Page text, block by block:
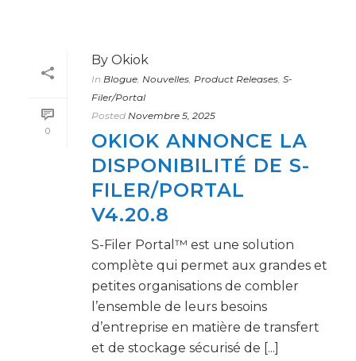
0
By Okiok
In Blogue, Nouvelles, Product Releases, S-
Filer/Portal
Posted Novembre 5, 2025
OKIOK ANNONCE LA
DISPONIBILITÉ DE S-
FILER/PORTAL
V4.20.8
S-Filer Portal™ est une solution
complète qui permet aux grandes et
petites organisations de combler
l’ensemble de leurs besoins
d’entreprise en matière de transfert
et de stockage sécurisé de [...]